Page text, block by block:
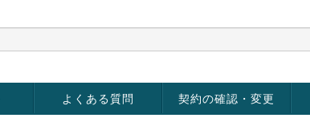
よくある質問 契約の確認・変更